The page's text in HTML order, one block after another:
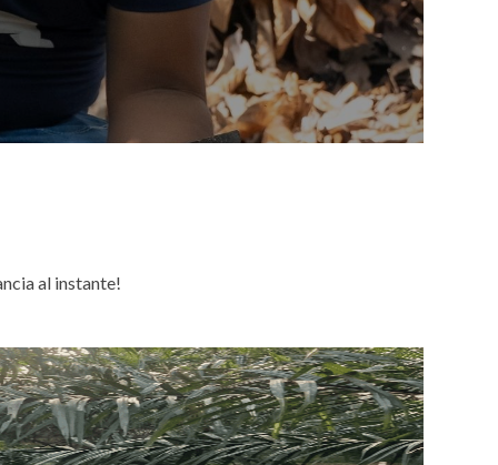
al instante!